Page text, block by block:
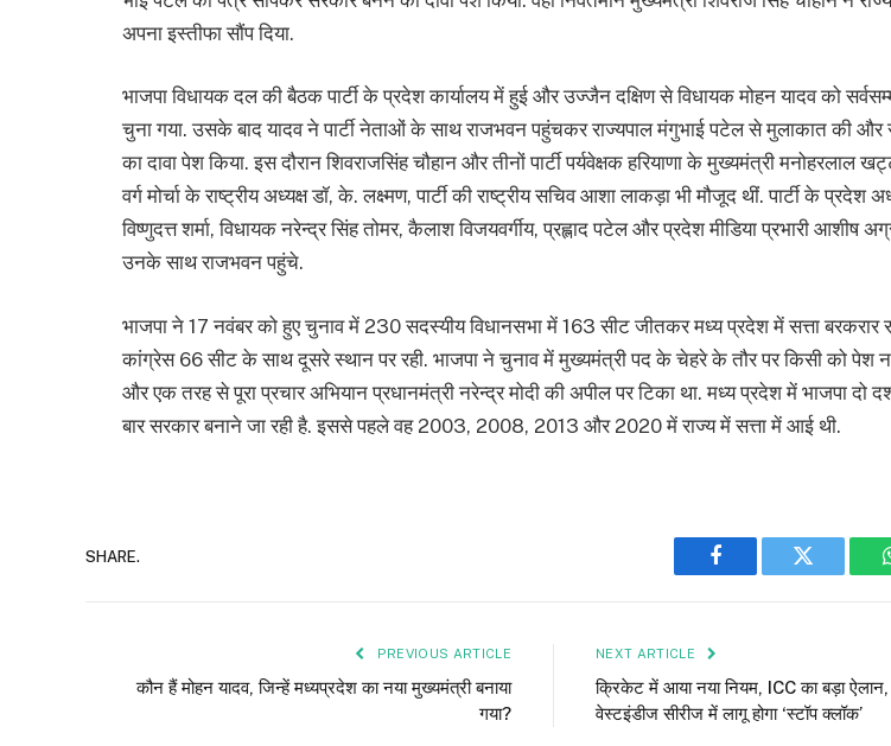
अपना इस्तीफा सौंप दिया.
भाजपा विधायक दल की बैठक पार्टी के प्रदेश कार्यालय में हुई और उज्जैन दक्षिण से विधायक मोहन यादव को
चुना गया. उसके बाद यादव ने पार्टी नेताओं के साथ राजभवन पहुंचकर राज्यपाल मंगुभाई पटेल से मुलाकात की और
का दावा पेश किया. इस दौरान शिवराजसिंह चौहान और तीनों पार्टी पर्यवेक्षक हरियाणा के मुख्यमंत्री मनोहरलाल
वर्ग मोर्चा के राष्ट्रीय अध्यक्ष डॉ, के. लक्ष्मण, पार्टी की राष्ट्रीय सचिव आशा लाकड़ा भी मौजूद थीं. पार्टी के प्रदेश
विष्णुदत्त शर्मा, विधायक नरेन्द्र सिंह तोमर, कैलाश विजयवर्गीय, प्रह्लाद पटेल और प्रदेश मीडिया प्रभारी आशीष
उनके साथ राजभवन पहुंचे.
भाजपा ने 17 नवंबर को हुए चुनाव में 230 सदस्यीय विधानसभा में 163 सीट जीतकर मध्य प्रदेश में सत्ता बरकरार
कांग्रेस 66 सीट के साथ दूसरे स्थान पर रही. भाजपा ने चुनाव में मुख्यमंत्री पद के चेहरे के तौर पर किसी को पेश
और एक तरह से पूरा प्रचार अभियान प्रधानमंत्री नरेन्द्र मोदी की अपील पर टिका था. मध्य प्रदेश में भाजपा दो
बार सरकार बनाने जा रही है. इससे पहले वह 2003, 2008, 2013 और 2020 में राज्य में सत्ता में आई थी.
SHARE.
Facebook Twitter
PREVIOUS ARTICLE
कौन हैं मोहन यादव, जिन्‍हें मध्‍यप्रदेश का नया मुख्‍यमंत्री बनाया
गया?
NEXT ARTICLE
क्रिकेट में आया नया नियम, ICC का बड़ा
वेस्टइंडीज सीरीज में लागू होगा ‘स्टॉप क्लॉक’